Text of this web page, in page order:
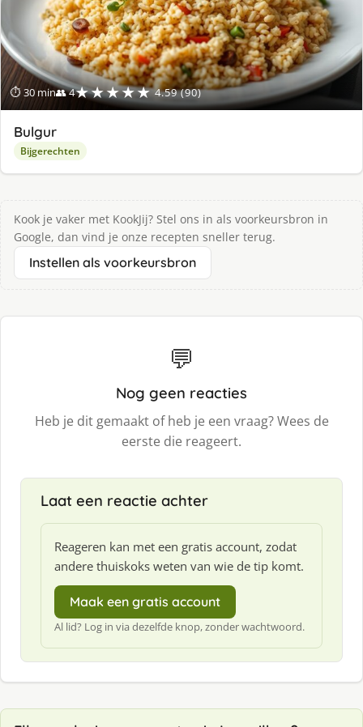
⏱ 30 min👥 4★★★★★ 4.59 (90)
Bulgur
Bijgerechten
Kook je vaker met KookJij? Stel ons in als voorkeursbron in
Google, dan vind je onze recepten sneller terug.
Instellen als voorkeursbron
💬
Nog geen reacties
Heb je dit gemaakt of heb je een vraag? Wees de
eerste die reageert.
Laat een reactie achter
Reageren kan met een gratis account, zodat
andere thuiskoks weten van wie de tip komt.
Maak een gratis account
Al lid? Log in via dezelfde knop, zonder wachtwoord.